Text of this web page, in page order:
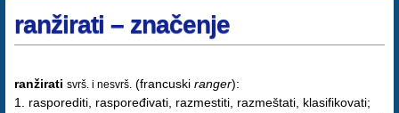
ranžirati – značenje
ranžirati svrš. i nesvrš. (francuski ranger):
1. rasporediti, raspoređivati, razmestiti, razmeštati, klasifikovati;